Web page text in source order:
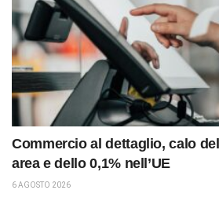
Commercio al dettaglio, calo
area e dello 0,1% nell’UE
6 AGOSTO 2026